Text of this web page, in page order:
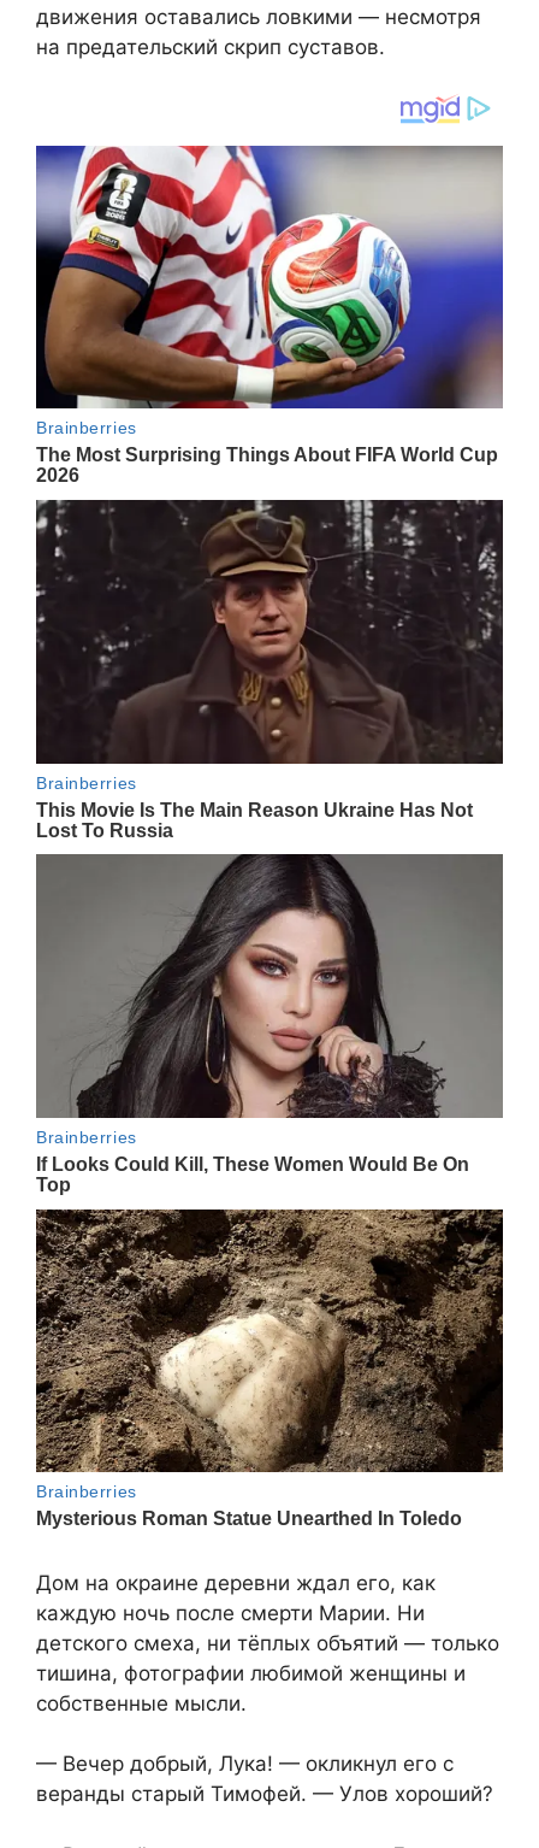
движения оставались ловкими — несмотря
на предательский скрип суставов.
Дом на окраине деревни ждал его, как
каждую ночь после смерти Марии. Ни
детского смеха, ни тёплых объятий — только
тишина, фотографии любимой женщины и
собственные мысли.
— Вечер добрый, Лука! — окликнул его с
веранды старый Тимофей. — Улов хороший?